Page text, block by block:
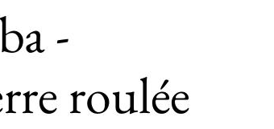
-
roulée